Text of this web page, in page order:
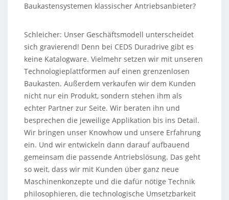
Baukastensystemen klassischer Antriebsanbieter?
Schleicher: Unser Geschäftsmodell unterscheidet
sich gravierend! Denn bei CEDS Duradrive gibt es
keine Katalogware. Vielmehr setzen wir mit unseren
Technologieplattformen auf einen grenzenlosen
Baukasten. Außerdem verkaufen wir dem Kunden
nicht nur ein Produkt, sondern stehen ihm als
echter Partner zur Seite. Wir beraten ihn und
besprechen die jeweilige Applikation bis ins Detail.
Wir bringen unser Knowhow und unsere Erfahrung
ein. Und wir entwickeln dann darauf aufbauend
gemeinsam die passende Antriebslösung. Das geht
so weit, dass wir mit Kunden über ganz neue
Maschinenkonzepte und die dafür nötige Technik
philosophieren, die technologische Umsetzbarkeit